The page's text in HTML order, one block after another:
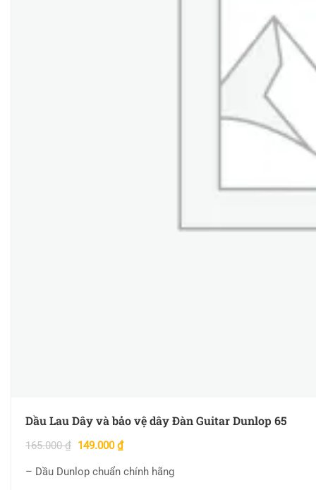
Dầu Lau Dây và bảo vệ dây Đàn Guitar Dunlop 65
165.000₫ 149.000₫
– Dầu Dunlop chuẩn chính hãng